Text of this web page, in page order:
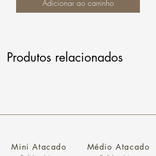
Adicionar ao carrinho
Produtos relacionados
Mini Atacado Médio Atacado